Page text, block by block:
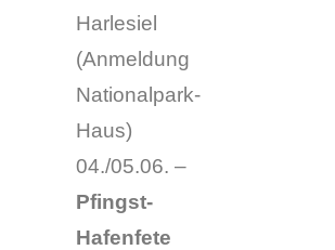
Harlesiel
(Anmeldung
Nationalpark-
Haus)
04./05.06. –
Pfingst-
Hafenfete